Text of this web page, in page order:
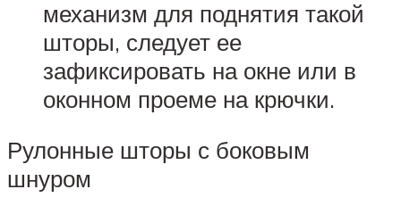
механизм для поднятия такой
шторы, следует ее
зафиксировать на окне или в
оконном проеме на крючки.
Рулонные шторы с боковым
шнуром